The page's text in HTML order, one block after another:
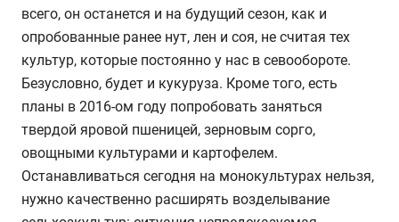
всего, он останется и на будущий сезон, как и
опробованные ранее нут, лен и соя, не считая тех
культур, которые постоянно у нас в севообороте.
Безусловно, будет и кукуруза. Кроме того, есть
планы в 2016-ом году попробовать заняться
твердой яровой пшеницей, зерновым сорго,
овощными культурами и картофелем.
Останавливаться сегодня на монокультурах нельзя,
нужно качественно расширять возделывание